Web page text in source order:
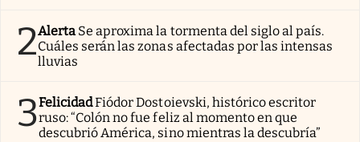
2Alerta Se aproxima la tormenta del siglo al país.
Cuáles serán las zonas afectadas por las intensas
lluvias
3FelicidadFiódor Dostoievski, histórico escritor
ruso: “Colón no fue feliz al momento en que
descubrió América, sino mientras la descubría”